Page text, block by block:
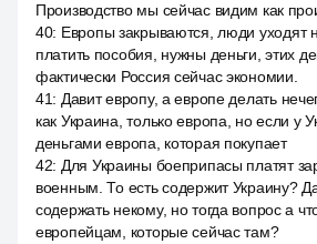
Производство мы сейчас видим как
40: Европы закрываются, люди уходят
платить пособия, нужны деньги, этих
фактически Россия сейчас экономии.
41: Давит европу, а европе делать
как Украина, только европа, но если у
деньгами европа, которая покупает
42: Для Украины боеприпасы платят
военным. То есть содержит Украину?
содержать некому, но тогда вопрос а
европейцам, которые сейчас там?